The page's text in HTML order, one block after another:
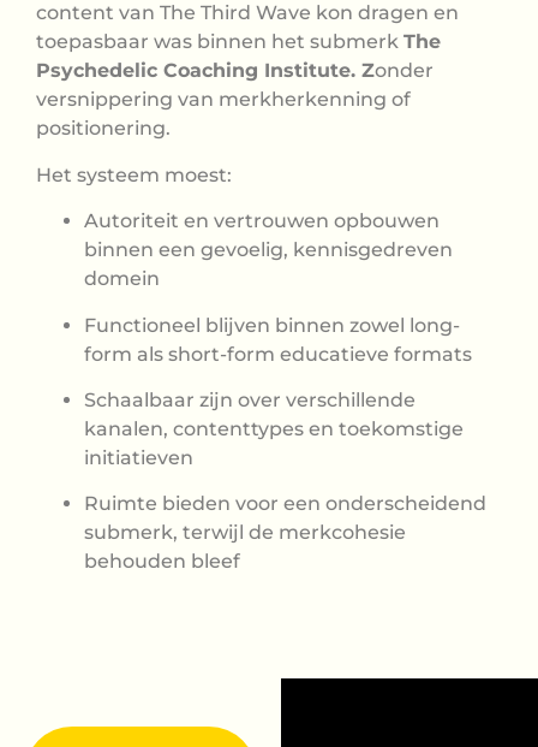
content van The Third Wave kon dragen en
toepasbaar was binnen het submerk The
Psychedelic Coaching Institute. Zonder
versnippering van merkherkenning of
positionering.
Het systeem moest:
Autoriteit en vertrouwen opbouwen
binnen een gevoelig, kennisgedreven
domein
Functioneel blijven binnen zowel long-
form als short-form educatieve formats
Schaalbaar zijn over verschillende
kanalen, contenttypes en toekomstige
initiatieven
Ruimte bieden voor een onderscheidend
submerk, terwijl de merkcohesie
behouden bleef